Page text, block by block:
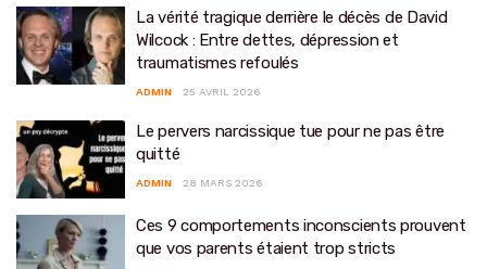
La vérité tragique derrière le décès de David
Wilcock : Entre dettes, dépression et
traumatismes refoulés
ADMIN 25 AVRIL 2026
Le pervers narcissique tue pour ne pas être
quitté
ADMIN 28 MARS 2026
Ces 9 comportements inconscients prouvent
que vos parents étaient trop stricts